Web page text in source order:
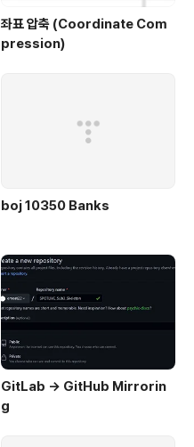
좌표 압축 (Coordinate Com
pression)
boj 10350 Banks
GitLab -> GitHub Mirrorin
g